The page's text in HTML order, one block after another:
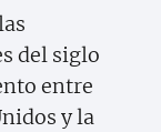
del siglo
entre
y la